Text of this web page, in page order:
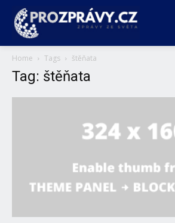
Home Tags štěňata
Tag: štěňata